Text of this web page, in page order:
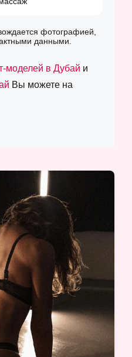
фотографией,
данными.
моделей в Дубай и
Вы можете на